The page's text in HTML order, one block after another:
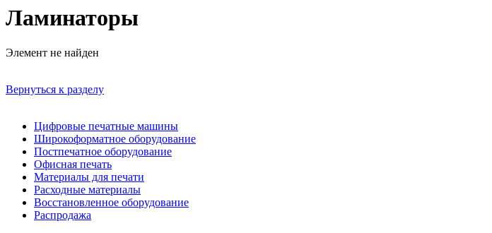
Ламинаторы
Элемент не найден
Вернуться к разделу
Цифровые печатные машины
Широкоформатное оборудование
Постпечатное оборудование
Офисная печать
Материалы для печати
Расходные материалы
Восстановленное оборудование
Распродажа